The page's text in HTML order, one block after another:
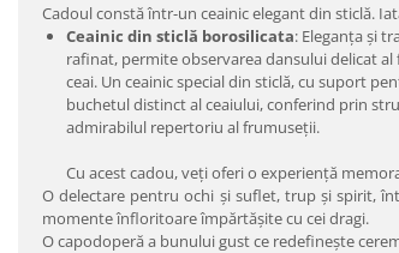
Cadoul constă într-un ceainic elegant din sticlă.
Ceainic din sticlă borosilicata: Eleganța și
rafinat, permite observarea dansului delicat
ceai. Un ceainic special din sticlă, cu suport
buchetul distinct al ceaiului, conferind prin
admirabilul repertoriu al frumuseţii.
Cu acest cadou, veți oferi o experiență
O delectare pentru ochi şi suflet, trup şi spirit,
momente înfloritoare împărtăşite cu cei dragi.
O capodoperă a bunului gust ce redefineşte